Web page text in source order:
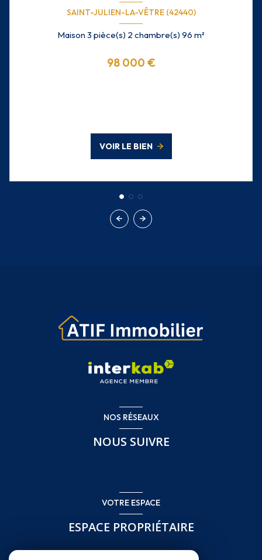
SAINT-JULIEN-LA-VÊTRE (42440)
Maison 3 pièce(s) 2 chambre(s) 96 m²
98 000 €
VOIR LE BIEN
NOS RÉSEAUX
NOUS SUIVRE
VOTRE ESPACE
ESPACE PROPRIÉTAIRE